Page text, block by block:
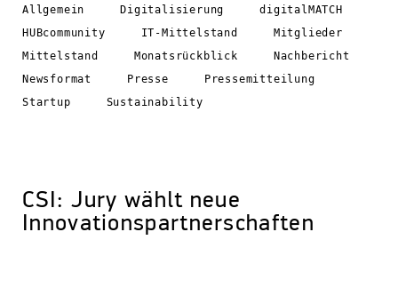
Allgemein Digitalisierung
digitalMATCH
HUBcommunity
IT-Mittelstand
Mitglieder
Mittelstand
Monatsrückblick
Nachbericht
Newsformat
Presse
Pressemitteilung
Startup
Sustainability
CSI: Jury wählt neue
Innovationspartnerschaften